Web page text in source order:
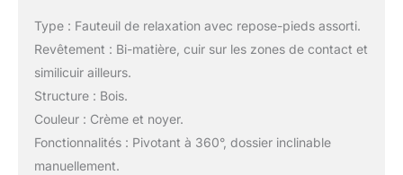
Type : Fauteuil de relaxation avec repose-pieds assorti.
Revêtement : Bi-matière, cuir sur les zones de contact et
similicuir ailleurs.
Structure : Bois.
Couleur : Crème et noyer.
Fonctionnalités : Pivotant à 360°, dossier inclinable
manuellement.